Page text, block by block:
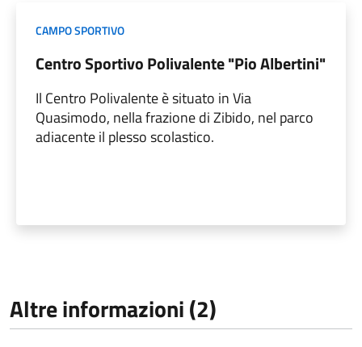
CAMPO SPORTIVO
Centro Sportivo Polivalente "Pio Albertini"
Il Centro Polivalente è situato in Via
Quasimodo, nella frazione di Zibido, nel parco
adiacente il plesso scolastico.
Altre informazioni (2)